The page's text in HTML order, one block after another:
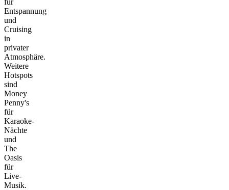
für
Entspannung
und
Cruising
in
privater
Atmosphäre.
Weitere
Hotspots
sind
Money
Penny's
für
Karaoke-
Nächte
und
The
Oasis
für
Live-
Musik.